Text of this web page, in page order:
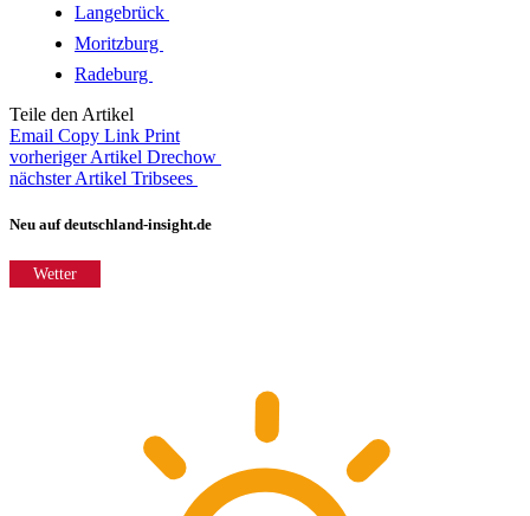
Langebrück
Moritzburg
Radeburg
Teile den Artikel
Email Copy Link Print
vorheriger Artikel Drechow
nächster Artikel Tribsees
Neu auf deutschland-insight.de
Wetter